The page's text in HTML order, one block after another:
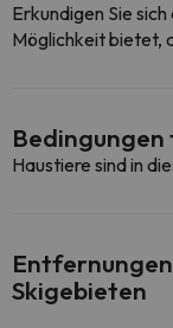
Erkundigen Sie
Möglichkeit bietet,
Haustiere sind in
Skigebieten